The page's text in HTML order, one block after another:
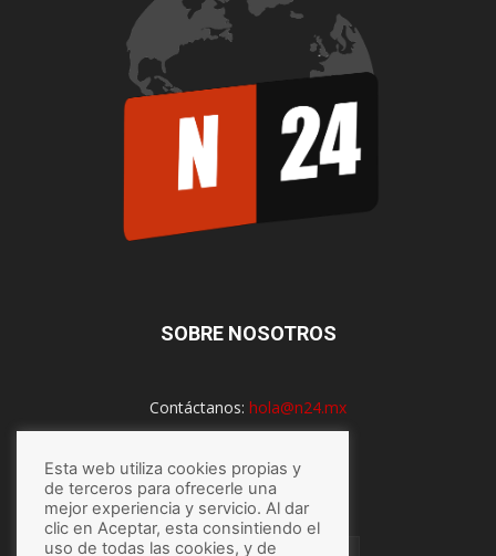
SOBRE NOSOTROS
Contáctanos: hola@n24.mx
SÍGUENOS
Esta web utiliza cookies propias y
de terceros para ofrecerle una
mejor experiencia y servicio. Al dar
clic en Aceptar, esta consintiendo el
uso de todas las cookies, y de